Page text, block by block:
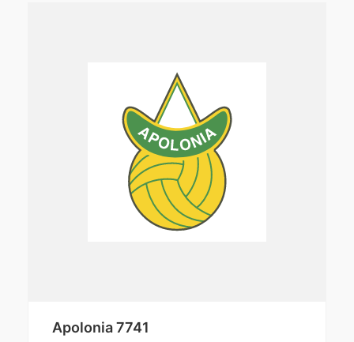
Apolonia 7741